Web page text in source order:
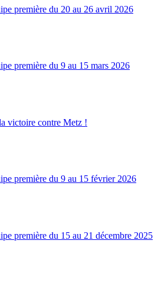
première du 20 au 26 avril 2026
première du 9 au 15 mars 2026
victoire contre Metz !
première du 9 au 15 février 2026
première du 15 au 21 décembre 2025